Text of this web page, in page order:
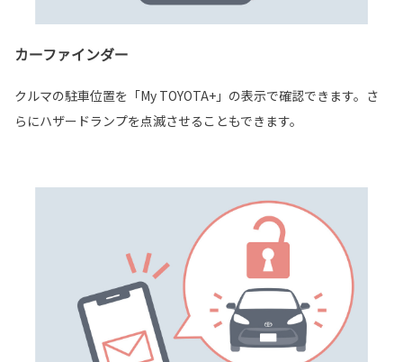
カーファインダー
クルマの駐車位置を「My TOYOTA+」の表示で確認できます。さ
らにハザードランプを点滅させることもできます。